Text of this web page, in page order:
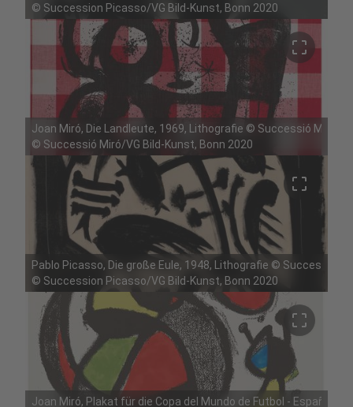
© Succession Picasso/VG Bild-Kunst, Bonn 2020
crop_free
Joan Miró, Die Landleute, 1969, Lithografie © Successió Miró
© Successió Miró/VG Bild-Kunst, Bonn 2020
crop_free
Pablo Picasso, Die große Eule, 1948, Lithografie © Succession
© Succession Picasso/VG Bild-Kunst, Bonn 2020
crop_free
Joan Miró, Plakat für die Copa del Mundo de Futbol - España